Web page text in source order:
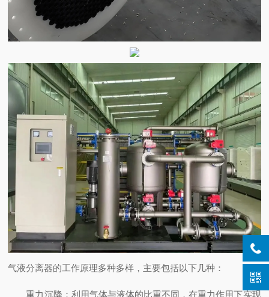
气液分离器的工作原理多种多样，主要包括以下几种：
重力沉降 ：利用气体与液体的比重不同，在重力作用下实现